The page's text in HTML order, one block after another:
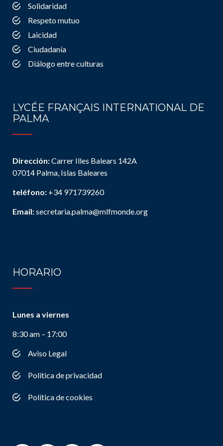
Solidaridad
Respeto mutuo
Laicidad
Ciudadanía
Diálogo entre culturas
LYCÉE FRANÇAIS INTERNATIONAL DE
PALMA
Dirección:Carrer Illes Balears 142A
07014 Palma, Islas Baleares
teléfono: +34 971739260
Email:secretaria.palma@mlfmonde.org
HORARIO
Lunes a viernes
8:30 am – 17:00
Aviso Legal
Política de privacidad
Política de cookies